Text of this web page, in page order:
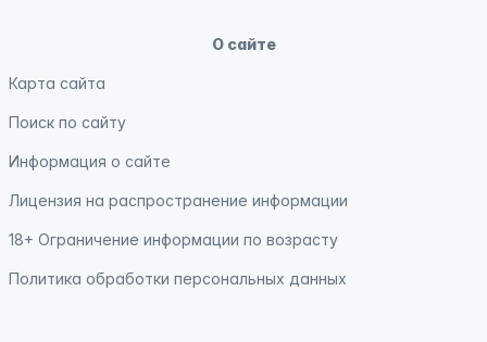
О сайте
Карта сайта
Поиск по сайту
Информация о сайте
Лицензия на распространение информации
18+ Ограничение информации по возрасту
Политика обработки персональных данных